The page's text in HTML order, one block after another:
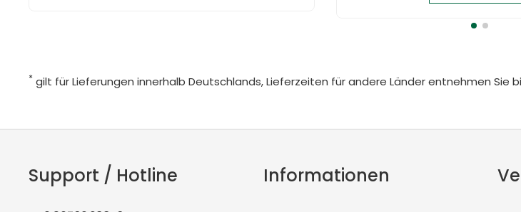
* gilt für Lieferungen innerhalb Deutschlands, Lieferzeiten für andere Länder entnehmen
Support / Hotline Informationen